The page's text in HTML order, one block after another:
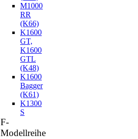
M1000
RR
(K66)
K1600
GT,
K1600
GTL
(K48)
K1600
Bagger
(K61)
K1300
S
F-
Modellreihe